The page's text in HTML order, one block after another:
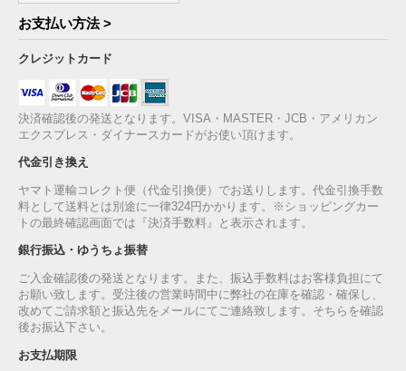
お支払い方法 >
クレジットカード
決済確認後の発送となります。VISA・MASTER・JCB・アメリカン
エクスプレス・ダイナースカードがお使い頂けます。
代金引き換え
ヤマト運輸コレクト便（代金引換便）でお送りします。代金引換手数
料として送料とは別途に一律324円かかります。※ショッピングカー
トの最終確認画面では『決済手数料』と表示されます。
銀行振込・ゆうちょ振替
ご入金確認後の発送となります。また、振込手数料はお客様負担にて
お願い致します。受注後の営業時間中に弊社の在庫を確認・確保し、
改めてご請求額と振込先をメールにてご連絡致します。そちらを確認
後お振込下さい。
お支払期限